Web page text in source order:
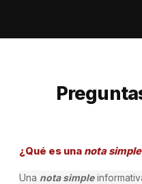
¿Qué es una nota simple
Una nota simple